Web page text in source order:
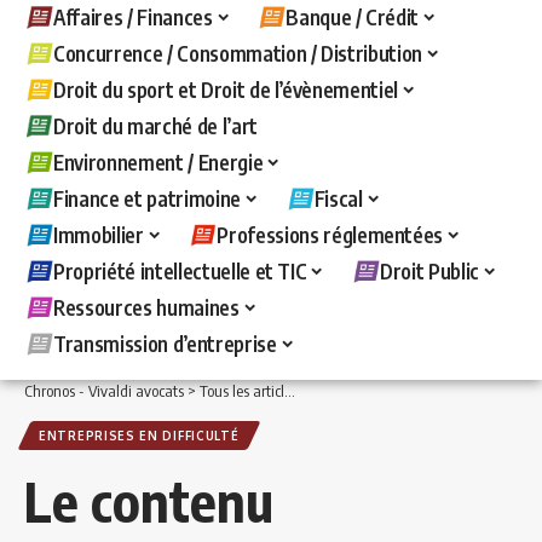
Affaires / Finances
Banque / Crédit
Concurrence / Consommation / Distribution
Droit du sport et Droit de l’évènementiel
Droit du marché de l’art
Environnement / Energie
Finance et patrimoine
Fiscal
Immobilier
Professions réglementées
Propriété intellectuelle et TIC
Droit Public
Ressources humaines
Transmission d’entreprise
Chronos - Vivaldi avocats>Tous les articles >Affaires / Finances>Entreprises en
ENTREPRISES EN DIFFICULTÉ
Le contenu